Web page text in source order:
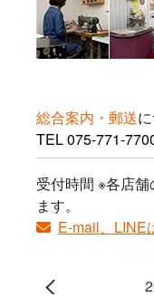
総合案内・郵送
TEL075-771-
受付時間 ※各店
ます。
E-mail、LINE